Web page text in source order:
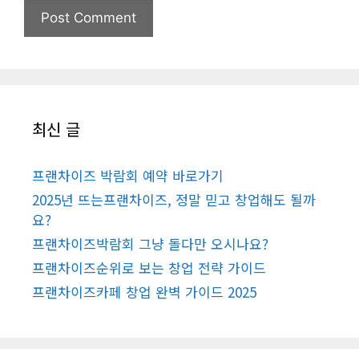
최신 글
프랜차이즈 박람회 예약 바로가기
2025년 뜨는프랜차이즈, 정말 믿고 창업해도 될까
요?
프랜차이즈박람회 그냥 돌다만 오시나요?
프랜차이즈순위로 보는 창업 전략 가이드
프랜차이즈카페 창업 완벽 가이드 2025